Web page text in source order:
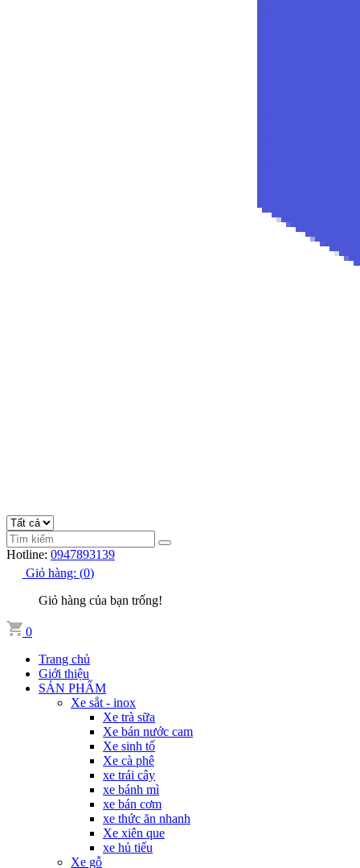
Hotline: 0947893139
Giỏ hàng: (0)
Giỏ hàng của bạn trống!
0
Trang chủ
Giới thiệu
SẢN PHẨM
Xe sắt - inox
Xe trà sữa
Xe bán nước cam
Xe sinh tố
Xe cà phê
xe trái cây
xe bánh mì
xe bán cơm
xe thức ăn nhanh
Xe xiên que
xe hủ tiếu
Xe gỗ